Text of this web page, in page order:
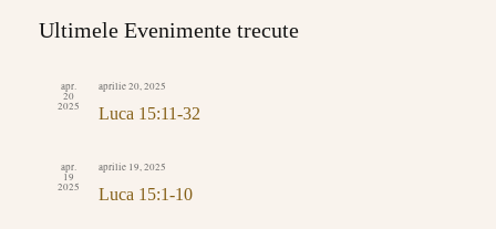
Ultimele Evenimente trecute
apr.
20
2025
aprilie 20, 2025
Luca 15:11-32
apr.
19
2025
aprilie 19, 2025
Luca 15:1-10